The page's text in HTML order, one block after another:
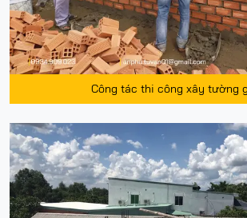
Công tác thi công xây tường